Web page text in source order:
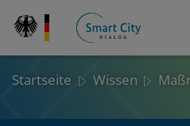
zum
Startseite Wissen